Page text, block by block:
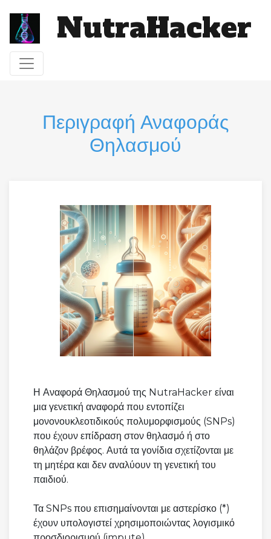
NutraHacker
Toggle navigation
Περιγραφή Αναφοράς
Θηλασμού
Η Αναφορά Θηλασμού της NutraHacker είναι
μια γενετική αναφορά που εντοπίζει
μονονουκλεοτιδικούς πολυμορφισμούς (SNPs)
που έχουν επίδραση στον θηλασμό ή στο
θηλάζον βρέφος. Αυτά τα γονίδια σχετίζονται με
τη μητέρα και δεν αναλύουν τη γενετική του
παιδιού.
Τα SNPs που επισημαίνονται με αστερίσκο (*)
έχουν υπολογιστεί χρησιμοποιώντας λογισμικό